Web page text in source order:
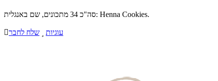
סה"כ 34 מתכונים, שם באנגלית: Henna Cookies.
שלח לחבר עוגיות